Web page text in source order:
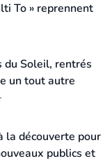
To » reprennent
du Soleil, rentrés
un tout autre
la découverte pour
publics et